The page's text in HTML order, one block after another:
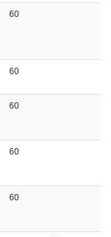
60
60
60
60
60